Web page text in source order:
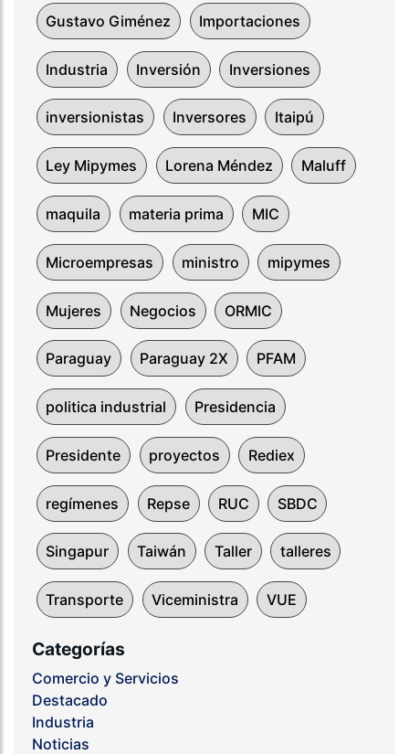
Gustavo Giménez Importaciones
Industria Inversión Inversiones
inversionistas Inversores Itaipú
Ley Mipymes Lorena Méndez Maluff
maquila materia prima MIC
Microempresas ministro mipymes
Mujeres Negocios ORMIC
Paraguay Paraguay 2X PFAM
politica industrial Presidencia
Presidente proyectos Rediex
regímenes Repse RUC SBDC
Singapur Taiwán Taller talleres
Transporte Viceministra VUE
Categorías
Comercio y Servicios
Destacado
Industria
Noticias